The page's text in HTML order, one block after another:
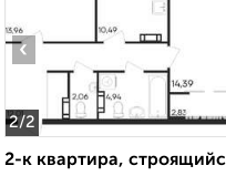
2/2
‹
2-к квартира,